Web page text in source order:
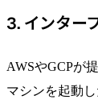
3. インター
AWSやGCPが
マシンを起動